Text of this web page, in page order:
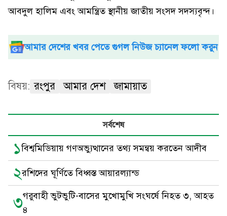
আবদুল হালিম এবং আমন্ত্রিত স্থানীয় জাতীয় সংসদ সদস্যবৃন্দ।
আমার দেশের খবর পেতে গুগল নিউজ চ্যানেল ফলো করুন
বিষয়: রংপুর আমার দেশ জামায়াত
সর্বশেষ
১বিশ্বমিডিয়ায় গণঅভ্যুত্থানের তথ্য সমন্বয় করতেন আদীব
২রশিদের ঘূর্ণিতে বিধ্বস্ত আয়ারল্যান্ড
৩গরুবাহী ভুটভুটি-বাসের মুখোমুখি সংঘর্ষে নিহত ৩, আহত
৪